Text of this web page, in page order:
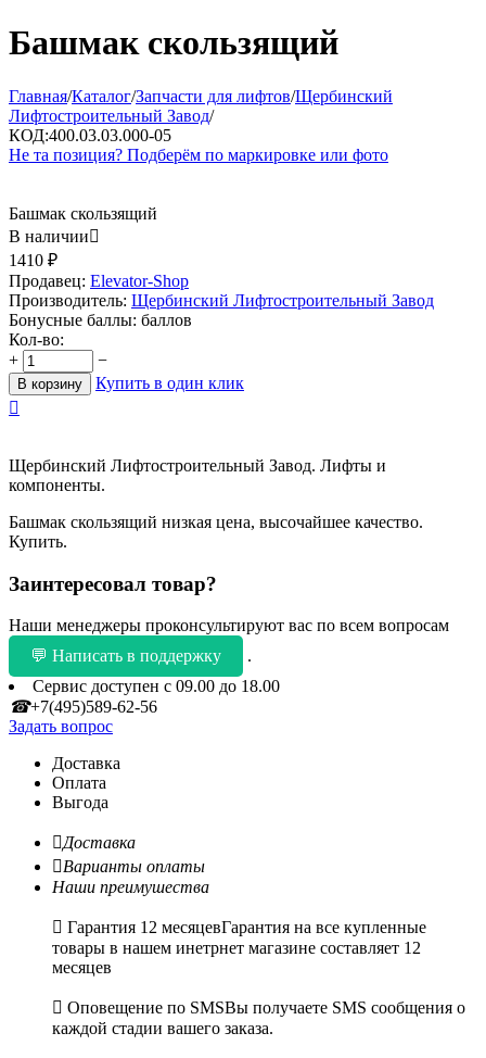
Башмак скользящий
Главная/Каталог/Запчасти для лифтов/Щербинский
Лифтостроительный Завод/
КОД:400.03.03.000-05
Не та позиция? Подберём по маркировке или фото
Башмак скользящий
В наличии
1410 ₽
Продавец: Elevator-Shop
Производитель: Щербинский Лифтостроительный Завод
Бонусные баллы: баллов
Кол-во:
+
−
В корзину
Купить в один клик

Щербинский Лифтостроительный Завод. Лифты и
компоненты.
Башмак скользящий низкая цена, высочайшее качество.
Купить.
Заинтересовал товар?
Наши менеджеры проконсультируют вас по всем вопросам
💬 Написать в поддержку
.
Сервис доступен с 09.00 до 18.00
☎+7(495)589-62-56
Задать вопрос
Доставка
Оплата
Выгода
Доставка
Варианты оплаты
Наши преимушества
 Гарантия 12 месяцевГарантия на все купленные
товары в нашем инетрнет магазине составляет 12
месяцев
 Оповещение по SMSВы получаете SMS сообщения о
каждой стадии вашего заказа.